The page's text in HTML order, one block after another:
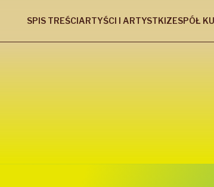
SPIS TREŚCIARTYŚCI I ARTYSTKIZESPÓŁ